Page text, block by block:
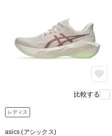
通気性のある
通気性に優れた、高機能
用
熱を効率よく
足を吸い付くよ
比較する
レディス
asics (アシックス)